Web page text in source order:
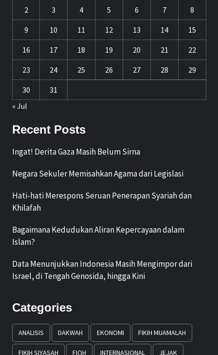
2 3 4 5 6 7 8
9 10 11 12 13 14 15
16 17 18 19 20 21 22
23 24 25 26 27 28 29
30
31
« Jul
Recent Posts
Ingat! Derita Gaza Masih Belum Sirna
Negara Sekuler Memisahkan Agama dari Legislasi
Hati-hati Merespons Seruan Penerapan Syariah dan
Khilafah
Bagaimana Kedudukan Aliran Kepercayaan dalam
Islam?
Data Menunjukkan Indonesia Masih Mengimpor dari
Israel, di Tengah Genosida, hingga Kini
Categories
ANALISIS DAKWAH EKONOMI FIKIH MUAMALAH
FIKIH SIYASAH FIQH INTERNASIONAL JEJAK